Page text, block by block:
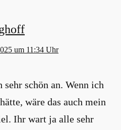
um 11:34 Uhr
schön an. Wenn ich
wäre das auch mein
Ihr wart ja alle sehr